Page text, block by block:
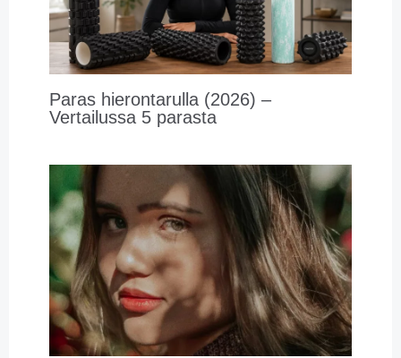
Paras hierontarulla (2026) –
Vertailussa 5 parasta